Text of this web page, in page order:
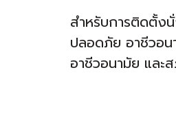
สำหรับการติดตั้ง
ปลอดภัย อาชีวอ
อาชีวอนามัย และ